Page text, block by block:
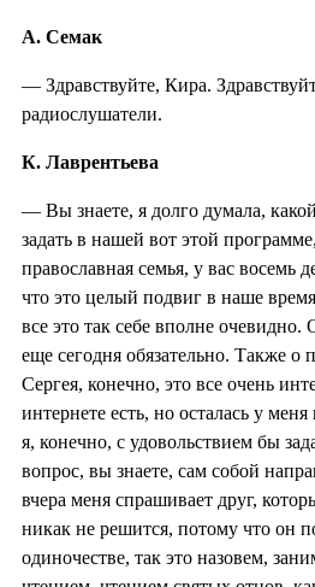
А. Семак
— Здравствуйте, Кира.
радиослушатели.
К. Лаврентьева
— Вы знаете, я долго думала,
задать в нашей вот этой
православная семья, у вас восемь
что это целый подвиг в наше
все это так себе вполне
еще сегодня обязательно. Также о
Сергея, конечно, это все очень
интернете есть, но осталась у
я, конечно, с удовольствием бы
вопрос, вы знаете, сам собой
вчера меня спрашивает друг,
никак не решится, потому что он
одиночестве, так это назовем,